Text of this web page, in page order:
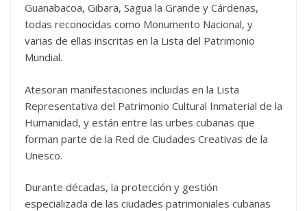
Guanabacoa, Gibara, Sagua la Grande y Cárdenas,
todas reconocidas como Monumento Nacional, y
varias de ellas inscritas en la Lista del Patrimonio
Mundial.
Atesoran manifestaciones incluidas en la Lista
Representativa del Patrimonio Cultural Inmaterial de la
Humanidad, y están entre las urbes cubanas que
forman parte de la Red de Ciudades Creativas de la
Unesco.
Durante décadas, la protección y gestión
especializada de las ciudades patrimoniales cubanas